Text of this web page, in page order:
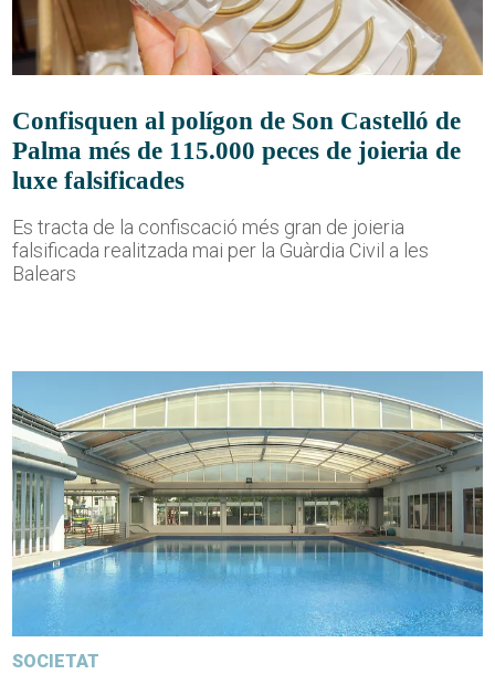
Confisquen al polígon de Son Castelló de
Palma més de 115.000 peces de joieria de
luxe falsificades
Es tracta de la confiscació més gran de joieria
falsificada realitzada mai per la Guàrdia Civil a les
Balears
SOCIETAT